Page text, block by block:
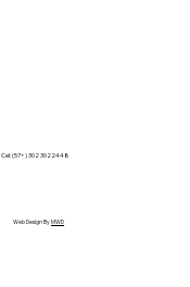
Cel: (57+) 302 3022448
Web Design ByMWD